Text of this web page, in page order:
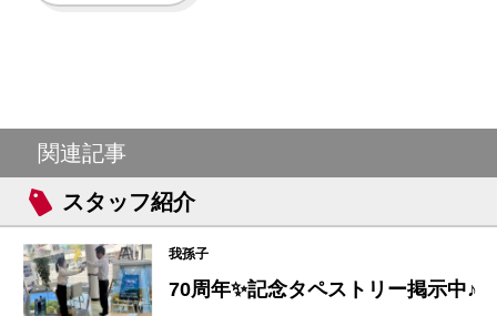
関連記事
スタッフ紹介
我孫子
70周年✨記念タペストリー掲示中♪